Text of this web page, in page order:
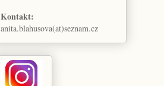
Kontakt:
anita.blahusova(at)seznam.cz